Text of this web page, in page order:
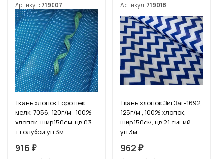
Артикул: 719007
Ткань хлопок Горошек
мелк-7056, 120г/м , 100%
хлопок, шир.150см, цв.03
т.голубой уп.3м
916 ₽
Артикул: 719018
Ткань хлопок ЗигЗаг-1692,
125г/м , 100% хлопок,
шир.150см, цв.21 синий
уп.3м
962 ₽